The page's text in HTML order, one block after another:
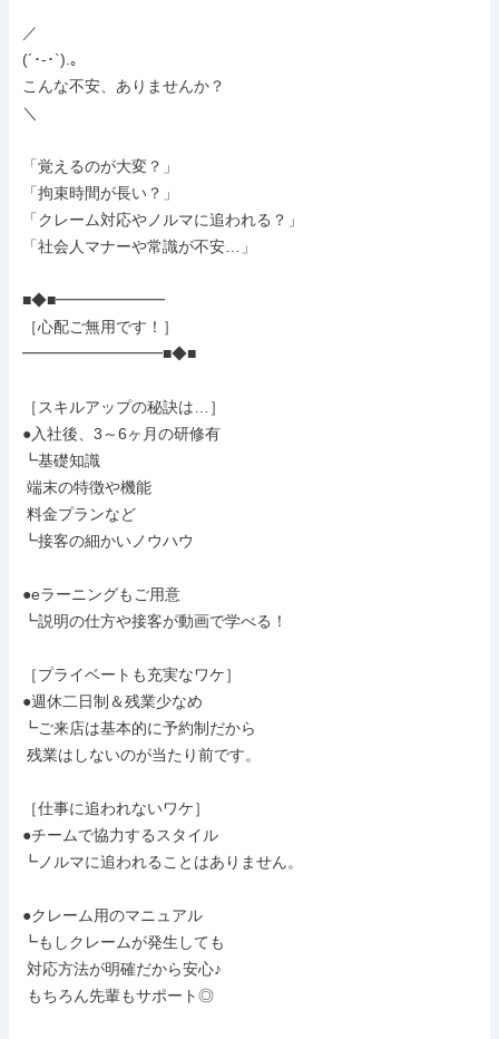
／
(´･-･`).｡
こんな不安、ありませんか？
＼
「覚えるのが大変？」
「拘束時間が長い？」
「クレーム対応やノルマに追われる？」
「社会人マナーや常識が不安…」
■◆■━━━━━━━
［心配ご無用です！］
━━━━━━━━━■◆■
［スキルアップの秘訣は…］
●入社後、3～6ヶ月の研修有
┗基礎知識
┗接客の細かいノウハウ
●eラーニングもご用意
┗説明の仕方や接客が動画で学べる！
［プライベートも充実なワケ］
●週休二日制＆残業少なめ
┗ご来店は基本的に予約制だから
［仕事に追われないワケ］
●チームで協力するスタイル
┗ノルマに追われることはありません。
●クレーム用のマニュアル
┗もしクレームが発生しても